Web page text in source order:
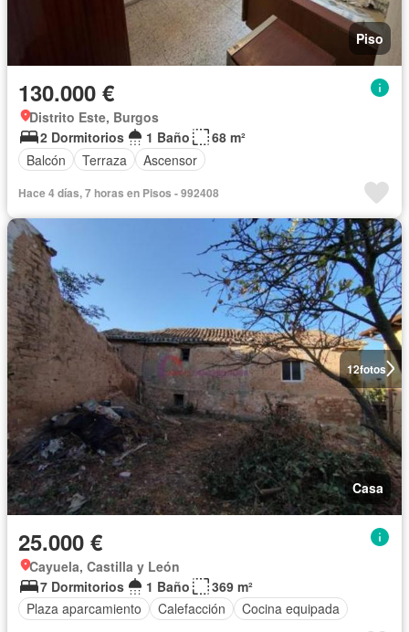
Piso
130.000 €
Distrito Este, Burgos
2 Dormitorios
1 Baño
68 m²
Balcón
Terraza Ascensor
Hace 4 días, 7 horas en Pisos - 992408
12fotos
Casa
25.000 €
Cayuela, Castilla y León
7 Dormitorios
1 Baño
369 m²
Plaza aparcamiento
Calefacción Cocina equipada